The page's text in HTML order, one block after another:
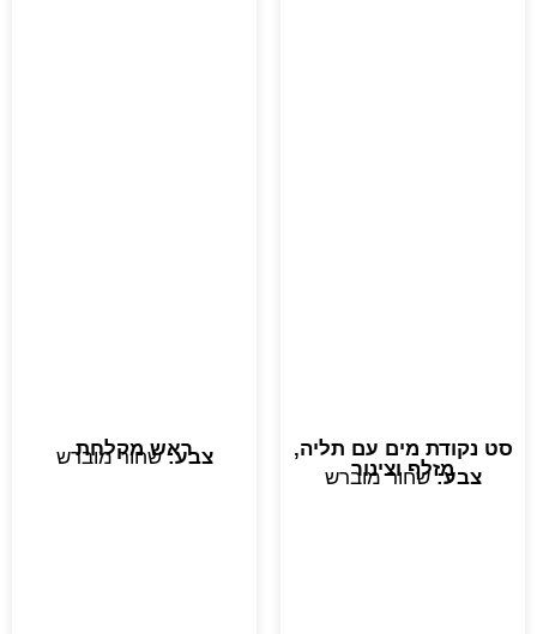
סט נקודת מים עם תליה,
מזלף וצינורצבע:שחור מוברש
ראש מקלחת
צבע:שחור מוברש